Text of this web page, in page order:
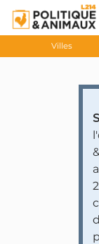
Villes